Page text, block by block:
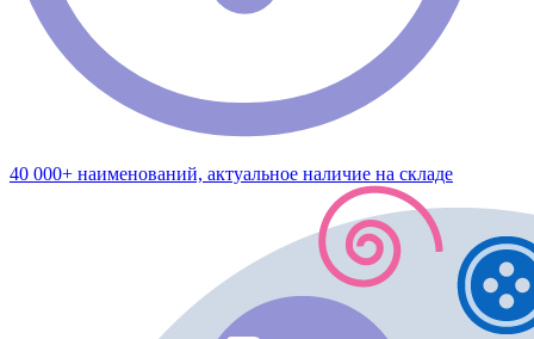
40 000+ наименований, актуальное наличие на складе